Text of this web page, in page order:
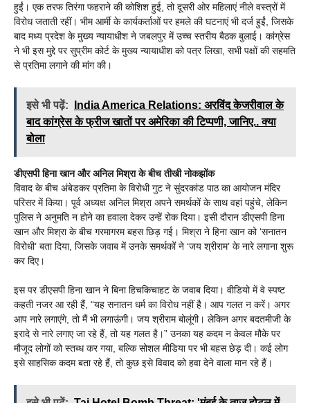
हुईं। एक तरफ तिरंगा फहराने की कोशिश हुई, तो दूसरी ओर महिलाएं नीले वस्त्रों में
विरोध जताती रहीं। भीम आर्मी के कार्यकर्ताओं पर हमले की घटनाएं भी दर्ज हुईं, जिसके
बाद मध्य प्रदेश के मुख्य न्यायाधीश ने जबलपुर में उच्च स्तरीय बैठक बुलाई। कांग्रेस
ने भी इस मुद्दे पर सुप्रीम कोर्ट के मुख्य न्यायाधीश को पत्र लिखा, सभी पक्षों की सहमति
से प्रतिमा लगाने की मांग की।
इसे भी पढ़ें:
India America Relations: अरविंद केजरीवाल के
बाद कांग्रेस के फ्रीज खातों पर अमेरिका की टिप्पणी, जानिए.. क्या
बोला
डीएसपी हिना खान और अनिल मिश्रा के बीच तीखी नोकझोंक
विवाद के बीच अंबेडकर प्रतिमा के विरोधी गुट ने सुंदरकांड पाठ का आयोजन मंदिर
परिसर में किया। पूर्व अध्यक्ष अनिल मिश्रा अपने समर्थकों के साथ वहां पहुंचे, लेकिन
पुलिस ने अनुमति न होने का हवाला देकर उन्हें रोक दिया। इसी दौरान डीएसपी हिना
खान और मिश्रा के बीच गरमागरम बहस छिड़ गई। मिश्रा ने हिना खान को ‘सनातन
विरोधी’ बता दिया, जिसके जवाब में उनके समर्थकों ने ‘जय श्रीराम’ के नारे लगाना शुरू
कर दिए।
इस पर डीएसपी हिना खान ने बिना हिचकिचाहट के जवाब दिया। वीडियो में वे स्पष्ट
कहती नजर आ रही हैं, “यह सनातन धर्म का विरोध नहीं है। आप गलत न करें। अगर
आप नारे लगाएंगे, तो मैं भी लगाऊंगी। जय श्रीराम बोलूंगी। लेकिन अगर बदतमीजी के
इरादे से नारे लगाए जा रहे हैं, तो यह गलत है।” उनका यह कदम न केवल मौके पर
मौजूद लोगों को स्तब्ध कर गया, बल्कि सोशल मीडिया पर भी बहस छेड़ दी। कई लोग
इसे साहसिक कदम बता रहे हैं, तो कुछ इसे विवाद को हवा देने वाला मान रहे हैं।